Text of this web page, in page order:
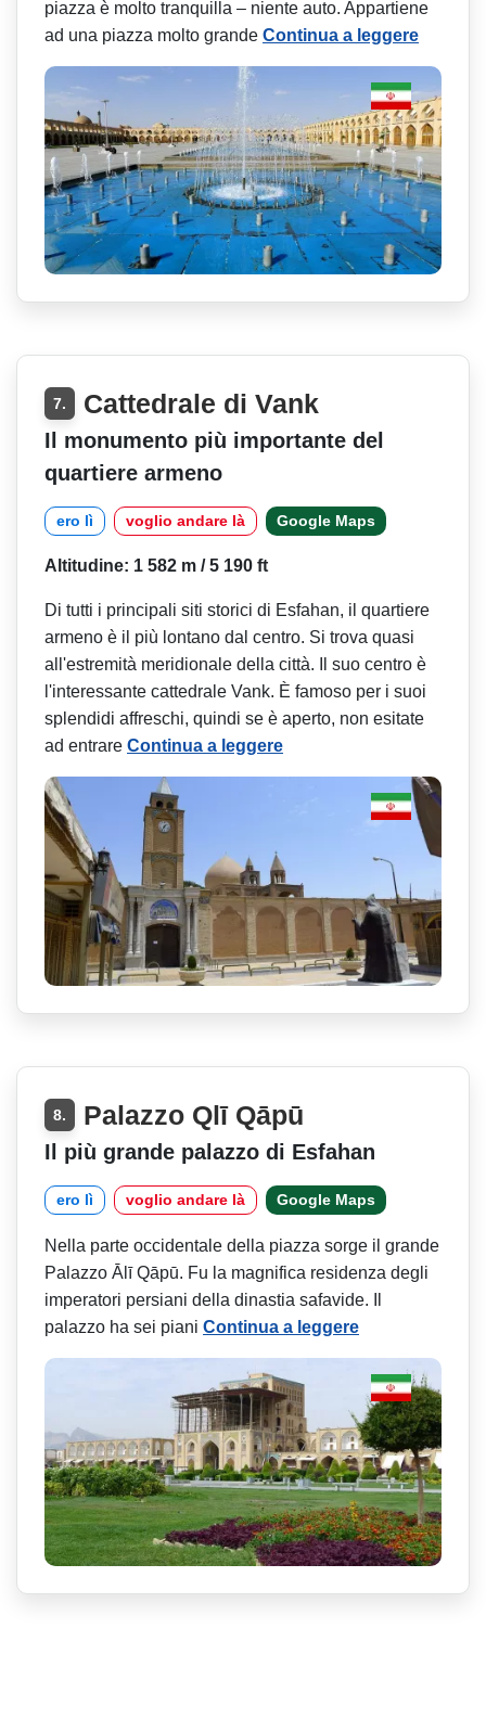
piazza è molto tranquilla – niente auto. Appartiene
ad una piazza molto grande Continua a leggere
7. Cattedrale di Vank
Il monumento più importante del
quartiere armeno
ero lì voglio andare là Google Maps
Altitudine: 1 582 m / 5 190 ft
Di tutti i principali siti storici di Esfahan, il quartiere
armeno è il più lontano dal centro. Si trova quasi
all'estremità meridionale della città. Il suo centro è
l'interessante cattedrale Vank. È famoso per i suoi
splendidi affreschi, quindi se è aperto, non esitate
ad entrare Continua a leggere
8. Palazzo Qlī Qāpū
Il più grande palazzo di Esfahan
ero lì voglio andare là Google Maps
Nella parte occidentale della piazza sorge il grande
Palazzo Ālī Qāpū. Fu la magnifica residenza degli
imperatori persiani della dinastia safavide. Il
palazzo ha sei piani Continua a leggere